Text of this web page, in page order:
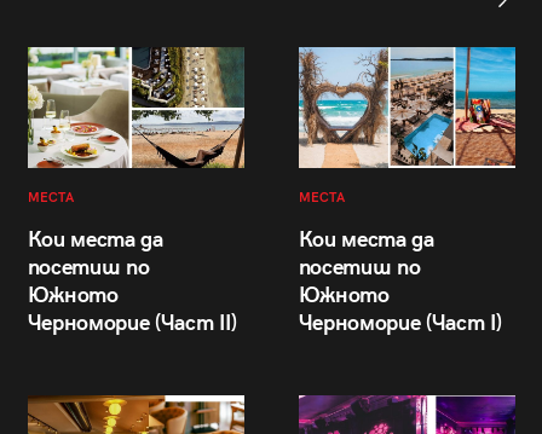
МЕСТА
Кои места да
посетиш по
Южното
Черноморие (Част II)
МЕСТА
Кои места да
посетиш по
Южното
Черноморие (Част I)